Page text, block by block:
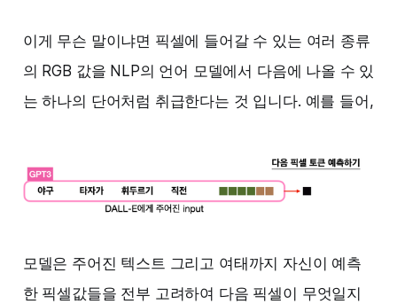
이게 무슨 말이냐면 픽셀에 들어갈 수 있는 여러 종류
의 RGB 값을 NLP의 언어 모델에서 다음에 나올 수 있
는 하나의 단어처럼 취급한다는 것 입니다. 예를 들어,
모델은 주어진 텍스트 그리고 여태까지 자신이 예측
한 픽셀값들을 전부 고려하여 다음 픽셀이 무엇일지